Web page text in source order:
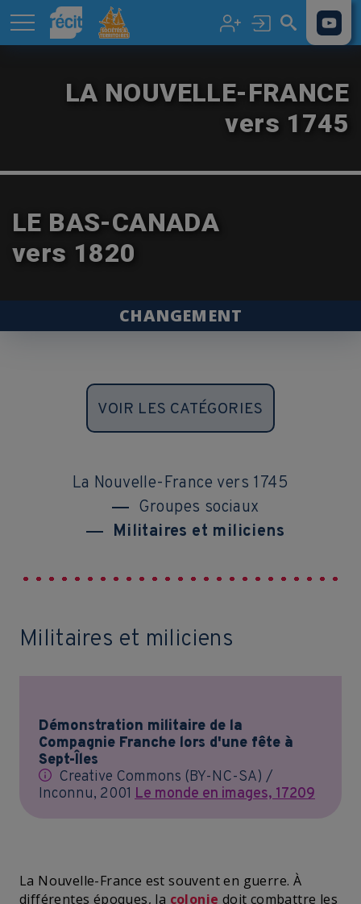
Aller au contenu principal
LA NOUVELLE-FRANCE
vers 1745
LE BAS-CANADA
vers 1820
CHANGEMENT
VOIR LES CATÉGORIES
La Nouvelle-France vers 1745
Groupes sociaux
Militaires et miliciens
Militaires et miliciens
Démonstration militaire de la
Compagnie Franche lors d'une fête à
Sept-Îles
Creative Commons (BY-NC-SA) /
Inconnu, 2001 Le monde en images, 17209
La Nouvelle-France est souvent en guerre. À
différentes époques, la colonie doit combattre les